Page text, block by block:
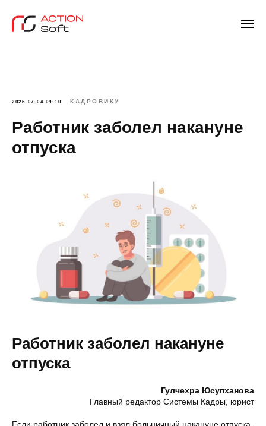
2025-07-04 09:10 КАДРОВИКУ
Работник заболел накануне
отпуска
Работник заболел накануне
отпуска
Гулчехра Юсупханова
Главный редактор Системы Кадры, юрист